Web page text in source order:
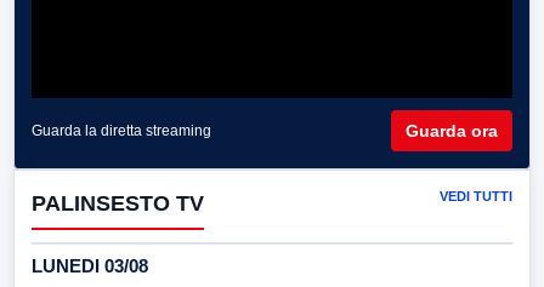
Guarda la diretta streaming Guarda ora
PALINSESTO TV VEDI TUTTI
LUNEDI 03/08